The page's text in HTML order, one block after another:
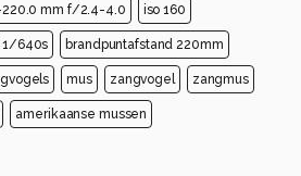
mm f/2.4-4.0 iso 160
1/640s brandpuntafstand 220mm
mus zangvogel zangmus
amerikaanse mussen